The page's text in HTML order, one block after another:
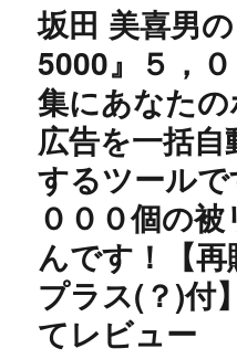
ヒ
ッ
ト
FX
ver.2
マ
ル
チ
の
ク
ミ
タ
坂田 美喜男
5000』５，
集にあなた
広告を一括
するツールで
０００個の
んです！【
プラス(？)
てレビュー